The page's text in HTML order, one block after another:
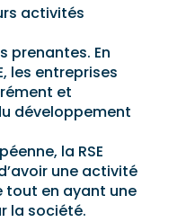
activités
prenantes. En
les entreprises
et
développement
la RSE
une activité
tout en ayant une
la société.